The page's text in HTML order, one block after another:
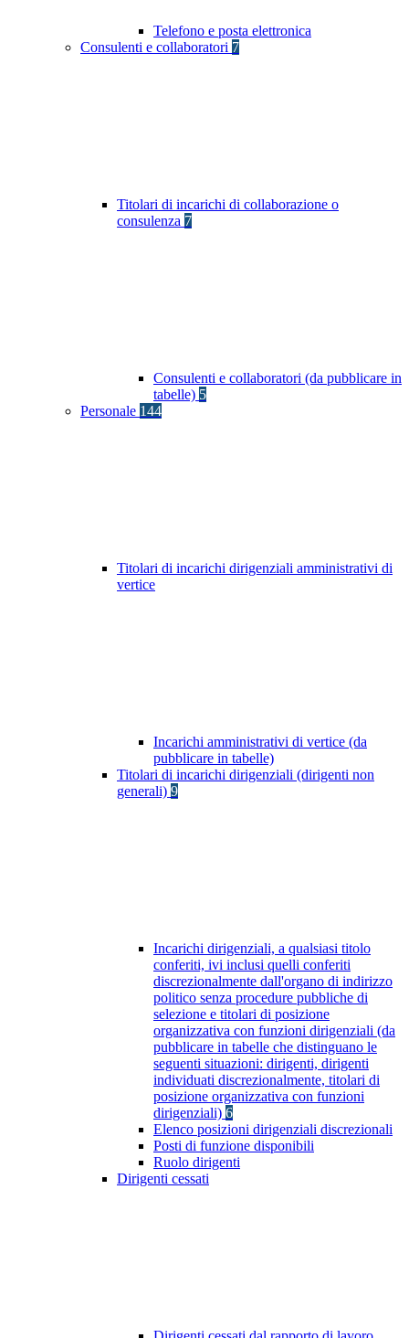
Telefono e posta elettronica
Consulenti e collaboratori 7
Titolari di incarichi di collaborazione o
consulenza 7
Consulenti e collaboratori (da pubblicare in
tabelle) 5
Personale 144
Titolari di incarichi dirigenziali amministrativi di
vertice
Incarichi amministrativi di vertice (da
pubblicare in tabelle)
Titolari di incarichi dirigenziali (dirigenti non
generali) 9
Incarichi dirigenziali, a qualsiasi titolo
conferiti, ivi inclusi quelli conferiti
discrezionalmente dall'organo di indirizzo
politico senza procedure pubbliche di
selezione e titolari di posizione
organizzativa con funzioni dirigenziali (da
pubblicare in tabelle che distinguano le
seguenti situazioni: dirigenti, dirigenti
individuati discrezionalmente, titolari di
posizione organizzativa con funzioni
dirigenziali) 6
Elenco posizioni dirigenziali discrezionali
Posti di funzione disponibili
Ruolo dirigenti
Dirigenti cessati